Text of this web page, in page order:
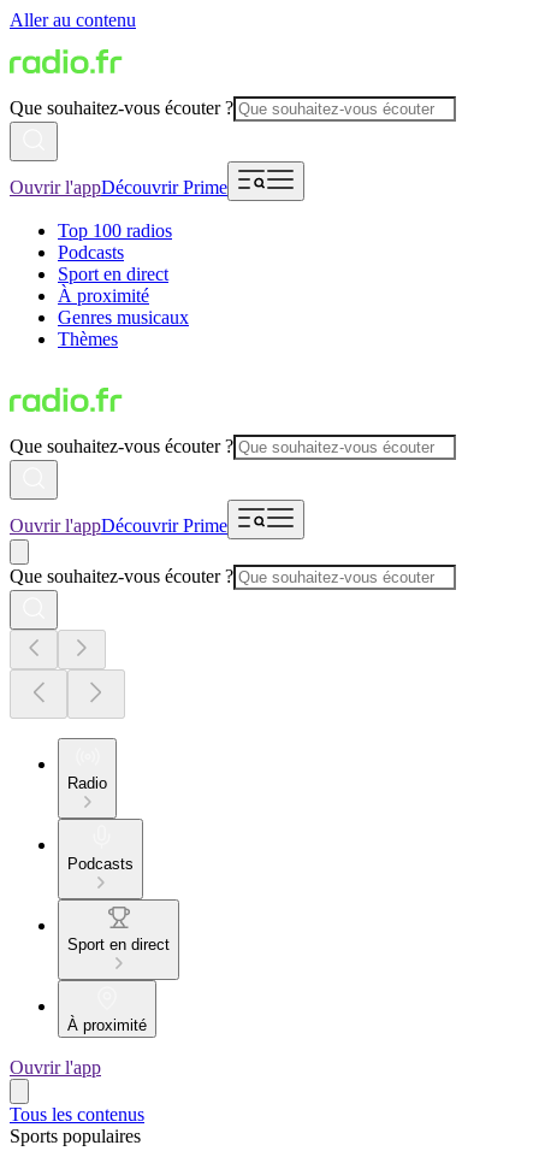
Aller au contenu
Que souhaitez-vous écouter ?
Ouvrir l'appDécouvrir Prime
Top 100 radios
Podcasts
Sport en direct
À proximité
Genres musicaux
Thèmes
Que souhaitez-vous écouter ?
Ouvrir l'appDécouvrir Prime
Que souhaitez-vous écouter ?
Radio
Podcasts
Sport en direct
À proximité
Ouvrir l'app
Tous les contenus
Sports populaires